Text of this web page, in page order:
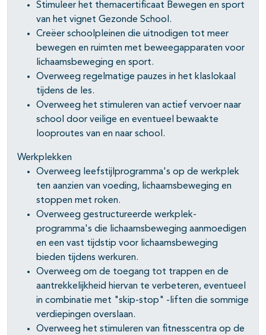
Stimuleer het themacertificaat Bewegen en sport
van het vignet Gezonde School.
Creëer schoolpleinen die uitnodigen tot meer
bewegen en ruimten met beweegapparaten voor
lichaamsbeweging en sport.
Overweeg regelmatige pauzes in het klaslokaal
tijdens de les.
Overweeg het stimuleren van actief vervoer naar
school door veilige en eventueel bewaakte
looproutes van en naar school.
Werkplekken
Overweeg leefstijlprogramma's op de werkplek
ten aanzien van voeding, lichaamsbeweging en
stoppen met roken.
Overweeg gestructureerde werkplek-
programma's die lichaamsbeweging aanmoedigen
en een vast tijdstip voor lichaamsbeweging
bieden tijdens werkuren.
Overweeg om de toegang tot trappen en de
aantrekkelijkheid hiervan te verbeteren, eventueel
in combinatie met "skip-stop" -liften die sommige
verdiepingen overslaan.
Overweeg het stimuleren van fitnesscentra op de